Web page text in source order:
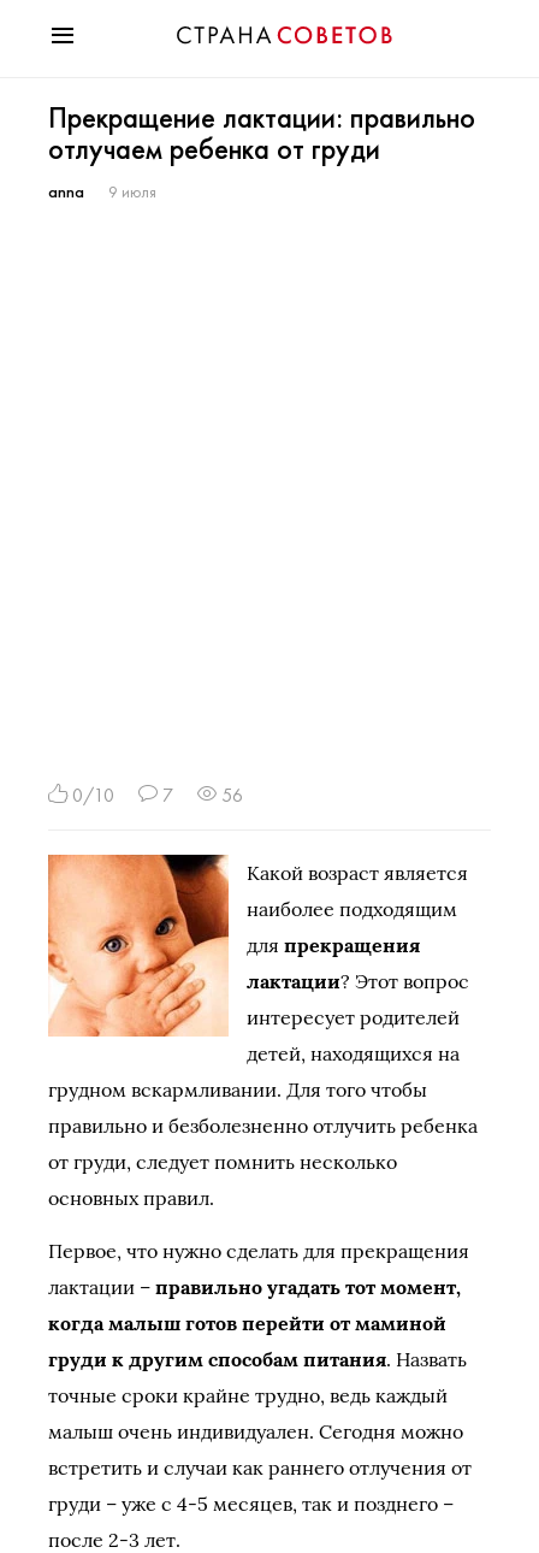
Мода
Звезды
Гороскопы
Прекращение лактации: правильно
отлучаем ребенка от груди
anna 9 июля
0/10 7 56
Какой возраст является
наиболее подходящим
для прекращения
лактации? Этот вопрос
интересует родителей
детей, находящихся на
грудном вскармливании. Для того чтобы
правильно и безболезненно отлучить ребенка
от груди, следует помнить несколько
основных правил.
Первое, что нужно сделать для прекращения
лактации – правильно угадать тот момент,
когда малыш готов перейти от маминой
груди к другим способам питания. Назвать
точные сроки крайне трудно, ведь каждый
малыш очень индивидуален. Сегодня можно
встретить и случаи как раннего отлучения от
груди – уже с 4-5 месяцев, так и позднего –
после 2-3 лет.